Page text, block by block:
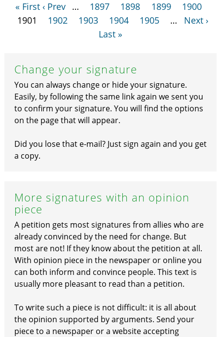
« First ‹ Prev … 1897 1898 1899
1900
1901
1902 1903 1904 1905 …
Next ›
Last »
Change your signature
You can always change or hide your signature.
Easily, by following the same link again we sent you
to confirm your signature. You will find the options
on the page that will appear.
Did you lose that e-mail? Just sign again and you get
a copy.
More signatures with an opinion
piece
A petition gets most signatures from allies who are
already convinced by the need for change. But
most are not! If they know about the petition at all.
With opinion piece in the newspaper or online you
can both inform and convince people. This text is
usually more pleasant to read than a petition.
To write such a piece is not difficult: it is all about
the opinion supported by arguments. Send your
piece to a newspaper or a website accepting